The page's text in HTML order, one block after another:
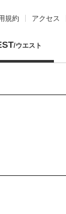
規約 アクセス
/ウエスト